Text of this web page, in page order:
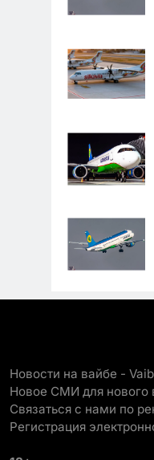
Новости на вайбе -
Новое СМИ для нового
Связаться с нами по
Регистрация